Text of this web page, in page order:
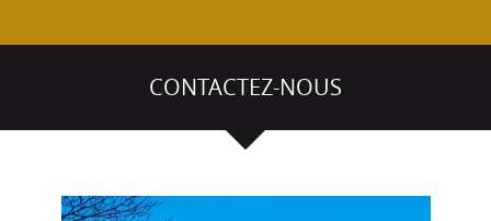
CONTACTEZ-NOUS